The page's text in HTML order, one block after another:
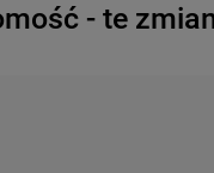
- te